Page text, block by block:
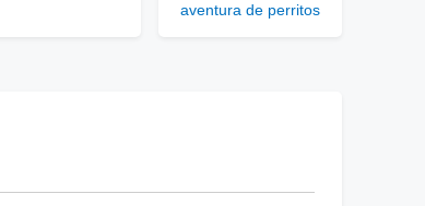
aventura de perritos